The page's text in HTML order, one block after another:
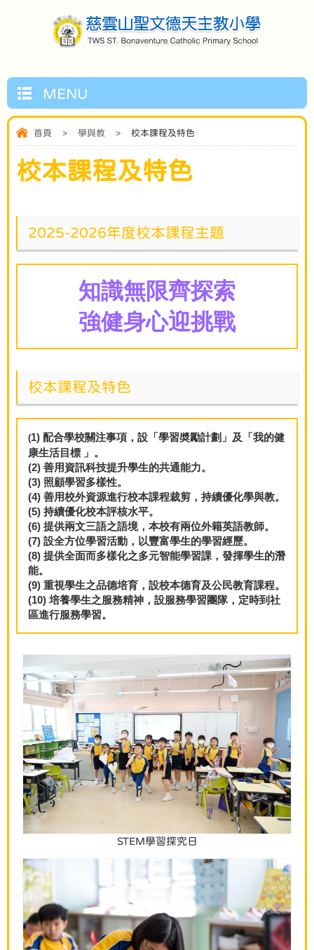
MENU
首頁 > 學與教 > 校本課程及特色
校本課程及特色
2025-2026年度校本課程主題
知識無限齊探索
強健身心迎挑戰
校本課程及特色
(1) 配合學校關注事項 ， 設 「學習奬勵計劃 」 及 「我的健
康生活目標 」。
(2) 善用資訊科技提升學生的共通能力。
(3) 照顧學習多樣性。
(4) 善用校外資源進行校本課程裁剪 ， 持續優化學與教。
(5) 持續優化校本評核水平。
(6) 提供兩文三語之語境， 本校有兩位外籍英語教師。
(7) 設全方位學習活動 ， 以豐富學生的學習經歷。
(8) 提供全面而多樣化之多元智能學習課 ， 發揮學生的潛
能。
(9) 重視學生之品德培育 ， 設校本德育及公民教育課程。
(10)培養學生之服務精神 ， 設服務學習團隊， 定時到社
區進行服務學習。
STEM學習探究日